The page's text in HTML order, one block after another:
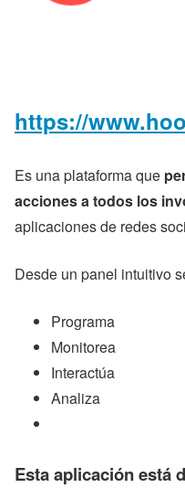
https://
Es una plataforma que
acciones a todos los
aplicaciones de redes
Desde un panel intuitivo
Programa
Monitorea
Interactúa
Analiza
Esta aplicación está